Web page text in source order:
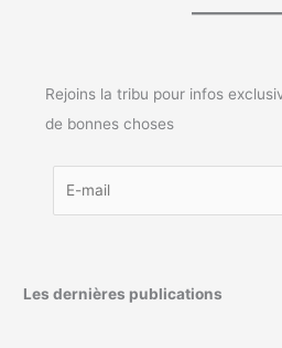
Rejoins la tribu pour infos
de bonnes choses
Les dernières publications